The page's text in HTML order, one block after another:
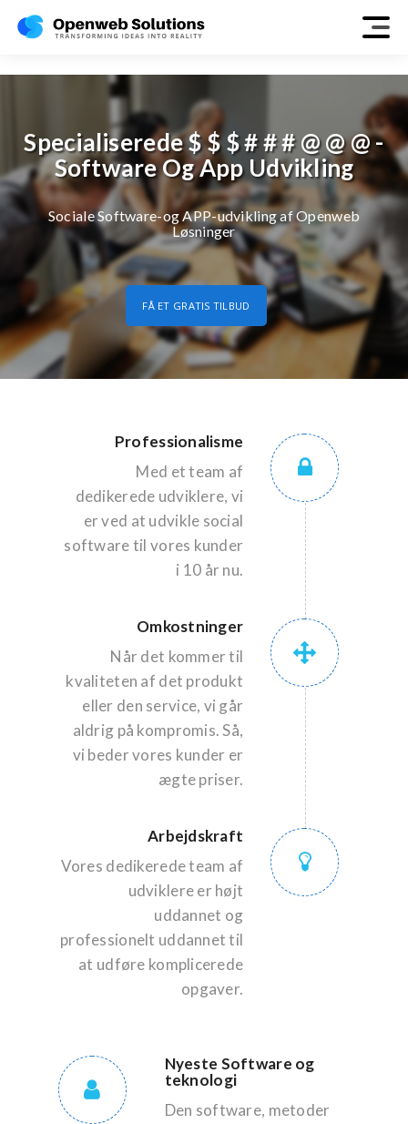
Specialiserede $ $ $ # # # @ @ @ -
Software Og App Udvikling
Sociale Software-og APP-udvikling af Openweb
Løsninger
FÅ ET GRATIS TILBUD
Professionalisme
Med et team af
dedikerede udviklere, vi
er ved at udvikle social
software til vores kunder
i 10 år nu.
Omkostninger
Når det kommer til
kvaliteten af det produkt
eller den service, vi går
aldrig på kompromis. Så,
vi beder vores kunder er
ægte priser.
Arbejdskraft
Vores dedikerede team af
udviklere er højt
uddannet og
professionelt uddannet til
at udføre komplicerede
opgaver.
Nyeste Software og
teknologi
Den software, metoder